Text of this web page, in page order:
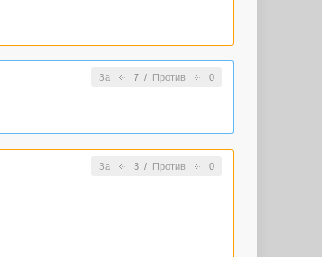
За 7/ Против 0
За 3/ Против 0